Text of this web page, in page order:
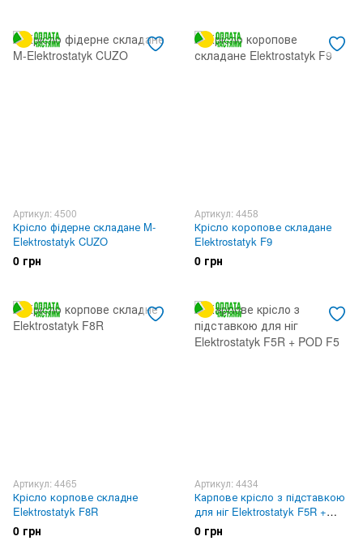
Артикул: 4500
Крісло фідерне складане M-
Elektrostatyk CUZO
0 грн
Артикул: 4458
Крісло коропове складане
Elektrostatyk F9
0 грн
Артикул: 4465
Крісло корпове складне
Elektrostatyk F8R
0 грн
Артикул: 4434
Карпове крісло з підставкою
для ніг Elektrostatyk F5R +
POD F5
0 грн